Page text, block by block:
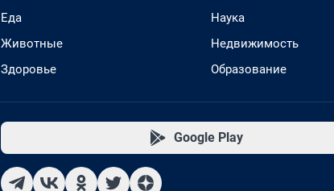
Еда
Животные
Здоровье
Наука
Недвижимость
Образование
Google Play